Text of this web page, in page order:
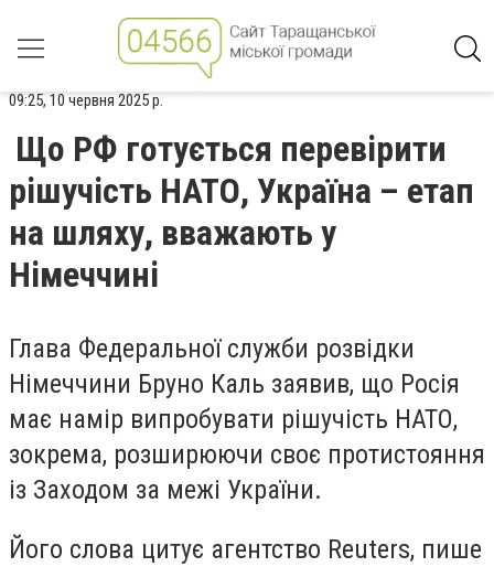
09:25, 10 червня 2025 р.
Що РФ готується перевірити
рішучість НАТО, Україна – етап
на шляху, вважають у
Німеччині
Глава Федеральної служби розвідки
Німеччини Бруно Каль заявив, що Росія
має намір випробувати рішучість НАТО,
зокрема, розширюючи своє протистояння
із Заходом за межі України.
Його слова цитує агентство Reuters, пише